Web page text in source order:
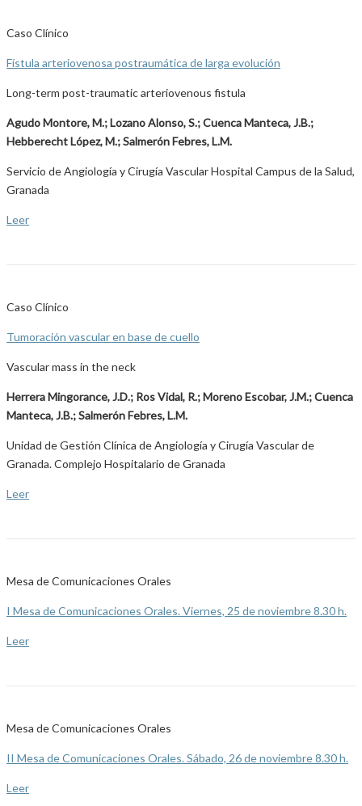
Caso Clínico
Fístula arteriovenosa postraumática de larga evolución
Long-term post-traumatic arteriovenous fistula
Agudo Montore, M.; Lozano Alonso, S.; Cuenca Manteca, J.B.;
Hebberecht López, M.; Salmerón Febres, L.M.
Servicio de Angiología y Cirugía Vascular Hospital Campus de la Salud,
Granada
Leer
Caso Clínico
Tumoración vascular en base de cuello
Vascular mass in the neck
Herrera Mingorance, J.D.; Ros Vidal, R.; Moreno Escobar, J.M.; Cuenca
Manteca, J.B.; Salmerón Febres, L.M.
Unidad de Gestión Clínica de Angiología y Cirugía Vascular de
Granada. Complejo Hospitalario de Granada
Leer
Mesa de Comunicaciones Orales
I Mesa de Comunicaciones Orales. Viernes, 25 de noviembre 8.30 h.
Leer
Mesa de Comunicaciones Orales
II Mesa de Comunicaciones Orales. Sábado, 26 de noviembre 8.30 h.
Leer